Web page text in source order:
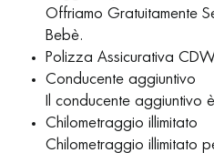
Offriamo Gratuitamente
Bebè.
Polizza Assicurativa
Conducente aggiuntivo
Il conducente aggiuntivo
Chilometraggio illimitato
Chilometraggio illimitato